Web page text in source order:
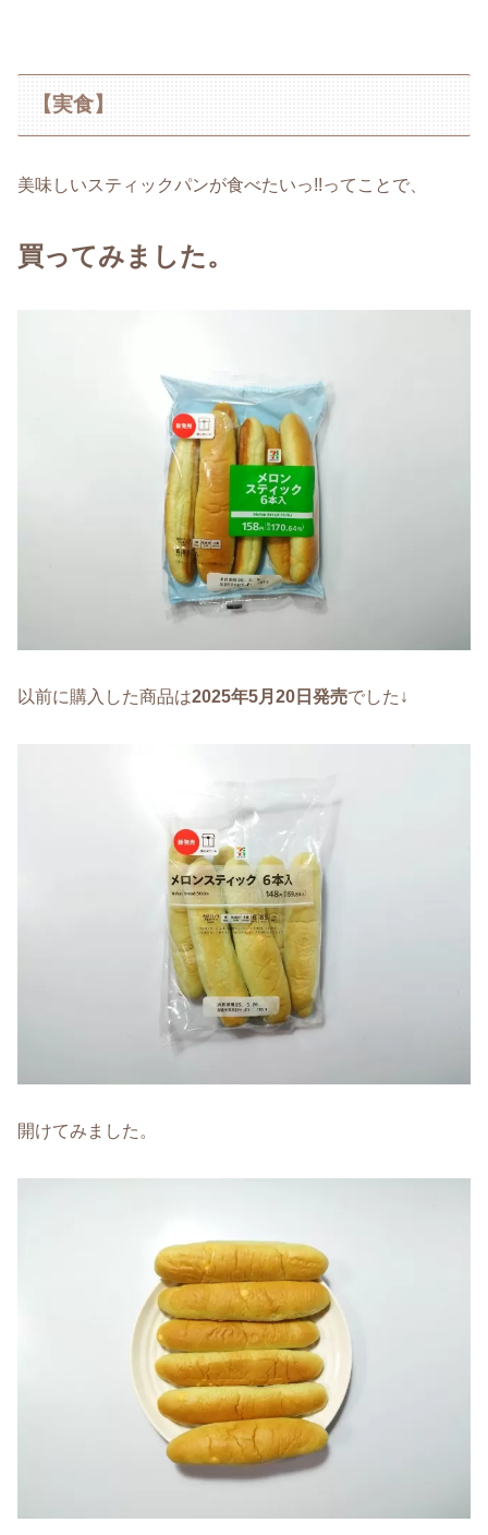
【実食】
美味しいスティックパンが食べたいっ!!ってことで、
買ってみました。
以前に購入した商品は2025年5月20日発売でした↓
開けてみました。